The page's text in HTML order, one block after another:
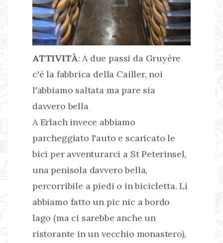
ATTIVITÀ: A due passi da Gruyère
c'é la fabbrica della Cailler, noi
l'abbiamo saltata ma pare sia
davvero bella
A Erlach invece abbiamo
parcheggiato l'auto e scaricato le
bici per avventurarci a St Peterinsel,
una penisola davvero bella,
percorribile a piedi o in bicicletta. Lì
abbiamo fatto un pic nic a bordo
lago (ma ci sarebbe anche un
ristorante in un vecchio monastero),